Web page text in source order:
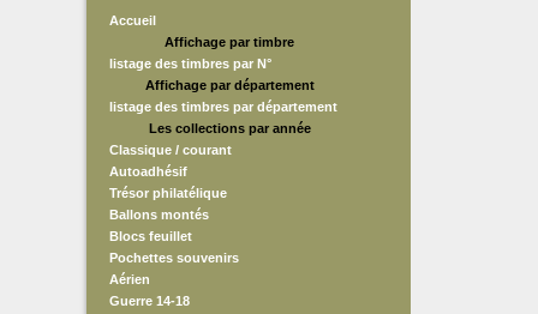
Accueil
Affichage par timbre
listage des timbres par N°
Affichage par département
listage des timbres par département
Les collections par année
Classique / courant
Autoadhésif
Trésor philatélique
Ballons montés
Blocs feuillet
Pochettes souvenirs
Aérien
Guerre 14-18